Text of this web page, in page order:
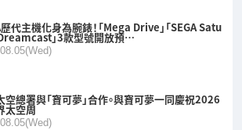
代主機化身為腕錶！「Mega Drive」「SEGA Satu
Dreamcast」3款型號開放預…
空總署與「寶可夢」合作。與寶可夢一同慶祝2026
太空周